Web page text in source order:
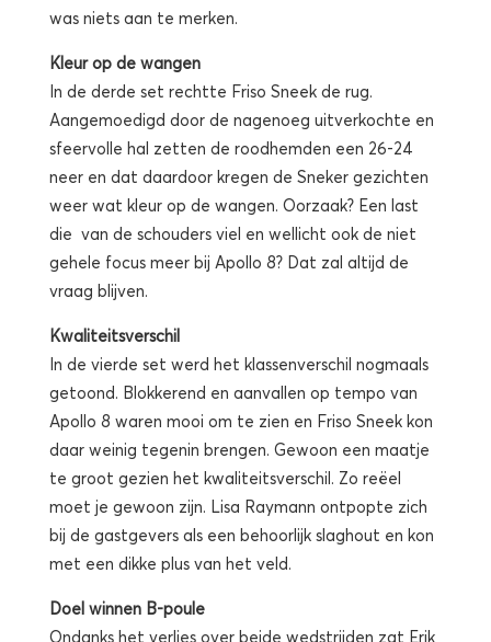
was niets aan te merken.
Kleur op de wangen
In de derde set rechtte Friso Sneek de rug.
Aangemoedigd door de nagenoeg uitverkochte en
sfeervolle hal zetten de roodhemden een 26-24
neer en dat daardoor kregen de Sneker gezichten
weer wat kleur op de wangen. Oorzaak? Een last
die van de schouders viel en wellicht ook de niet
gehele focus meer bij Apollo 8? Dat zal altijd de
vraag blijven.
Kwaliteitsverschil
In de vierde set werd het klassenverschil nogmaals
getoond. Blokkerend en aanvallen op tempo van
Apollo 8 waren mooi om te zien en Friso Sneek kon
daar weinig tegenin brengen. Gewoon een maatje
te groot gezien het kwaliteitsverschil. Zo reëel
moet je gewoon zijn. Lisa Raymann ontpopte zich
bij de gastgevers als een behoorlijk slaghout en kon
met een dikke plus van het veld.
Doel winnen B-poule
Ondanks het verlies over beide wedstrijden zat Erik